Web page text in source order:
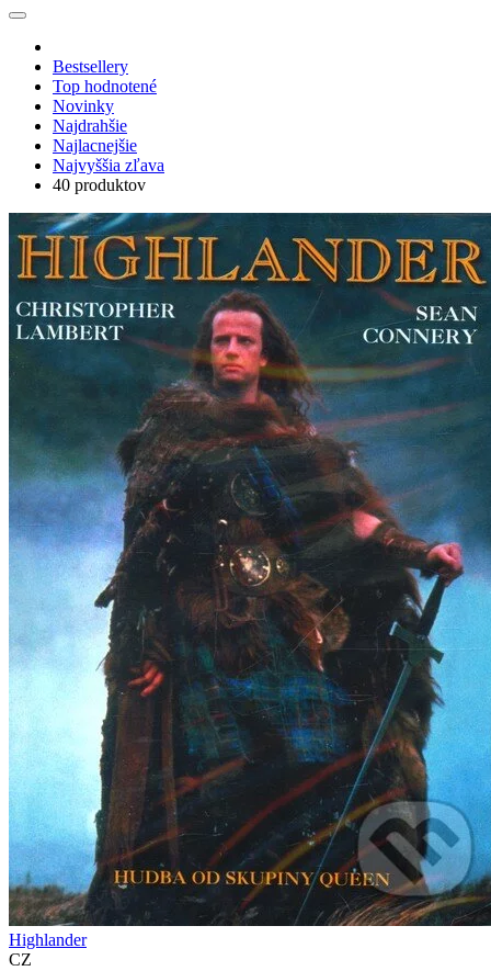
Bestsellery
Top hodnotené
Novinky
Najdrahšie
Najlacnejšie
Najvyššia zľava
40 produktov
Highlander
CZ